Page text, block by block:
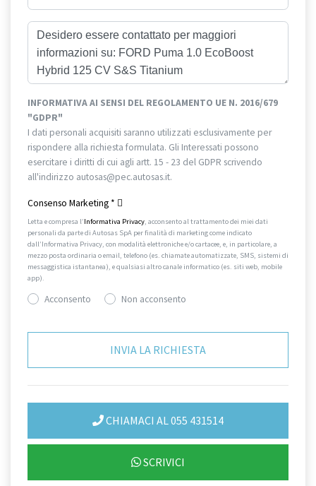
INFORMATIVA AI SENSI DEL REGOLAMENTO UE N. 2016/679
"GDPR"
I dati personali acquisiti saranno utilizzati esclusivamente per
rispondere alla richiesta formulata. Gli Interessati possono
esercitare i diritti di cui agli artt. 15 - 23 del GDPR scrivendo
all'indirizzo autosas@pec.autosas.it.
Consenso Marketing *
Letta e compresa l’Informativa Privacy, acconsento al trattamento dei miei dati
personali da parte di Autosas SpA per finalità di marketing come indicato
dall’Informativa Privacy, con modalità elettroniche e/o cartacee, e, in particolare, a
mezzo posta ordinaria o email, telefono (es. chiamate automatizzate, SMS, sistemi di
messaggistica istantanea), e qualsiasi altro canale informatico (es. siti web, mobile
app).
Acconsento Non acconsento
CHIAMACI AL 055 431514
SCRIVICI